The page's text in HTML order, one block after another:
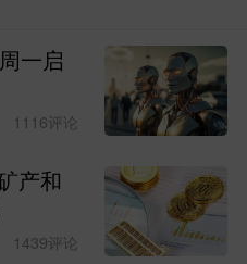
出现，达到共振效
成功率也将大幅提
推演及应对思路
，符合昨天推演的
一启
1116评论
产和
1439评论